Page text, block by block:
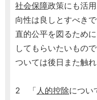
社会保障政策にも活
向性は良しとすべき
直的公平を図るため
してもらいたいもの
ついては後日また触れ
2 「人的控除につい